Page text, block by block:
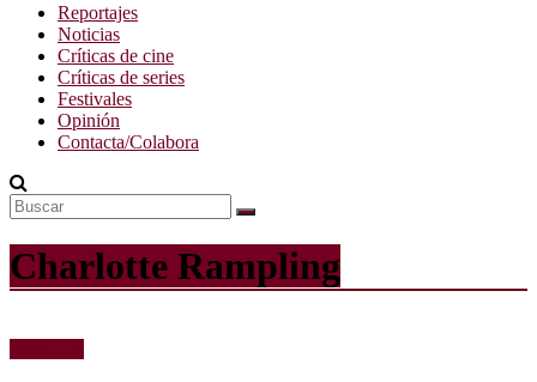
Reportajes
Noticias
Críticas de cine
Críticas de series
Festivales
Opinión
Contacta/Colabora
Charlotte Rampling